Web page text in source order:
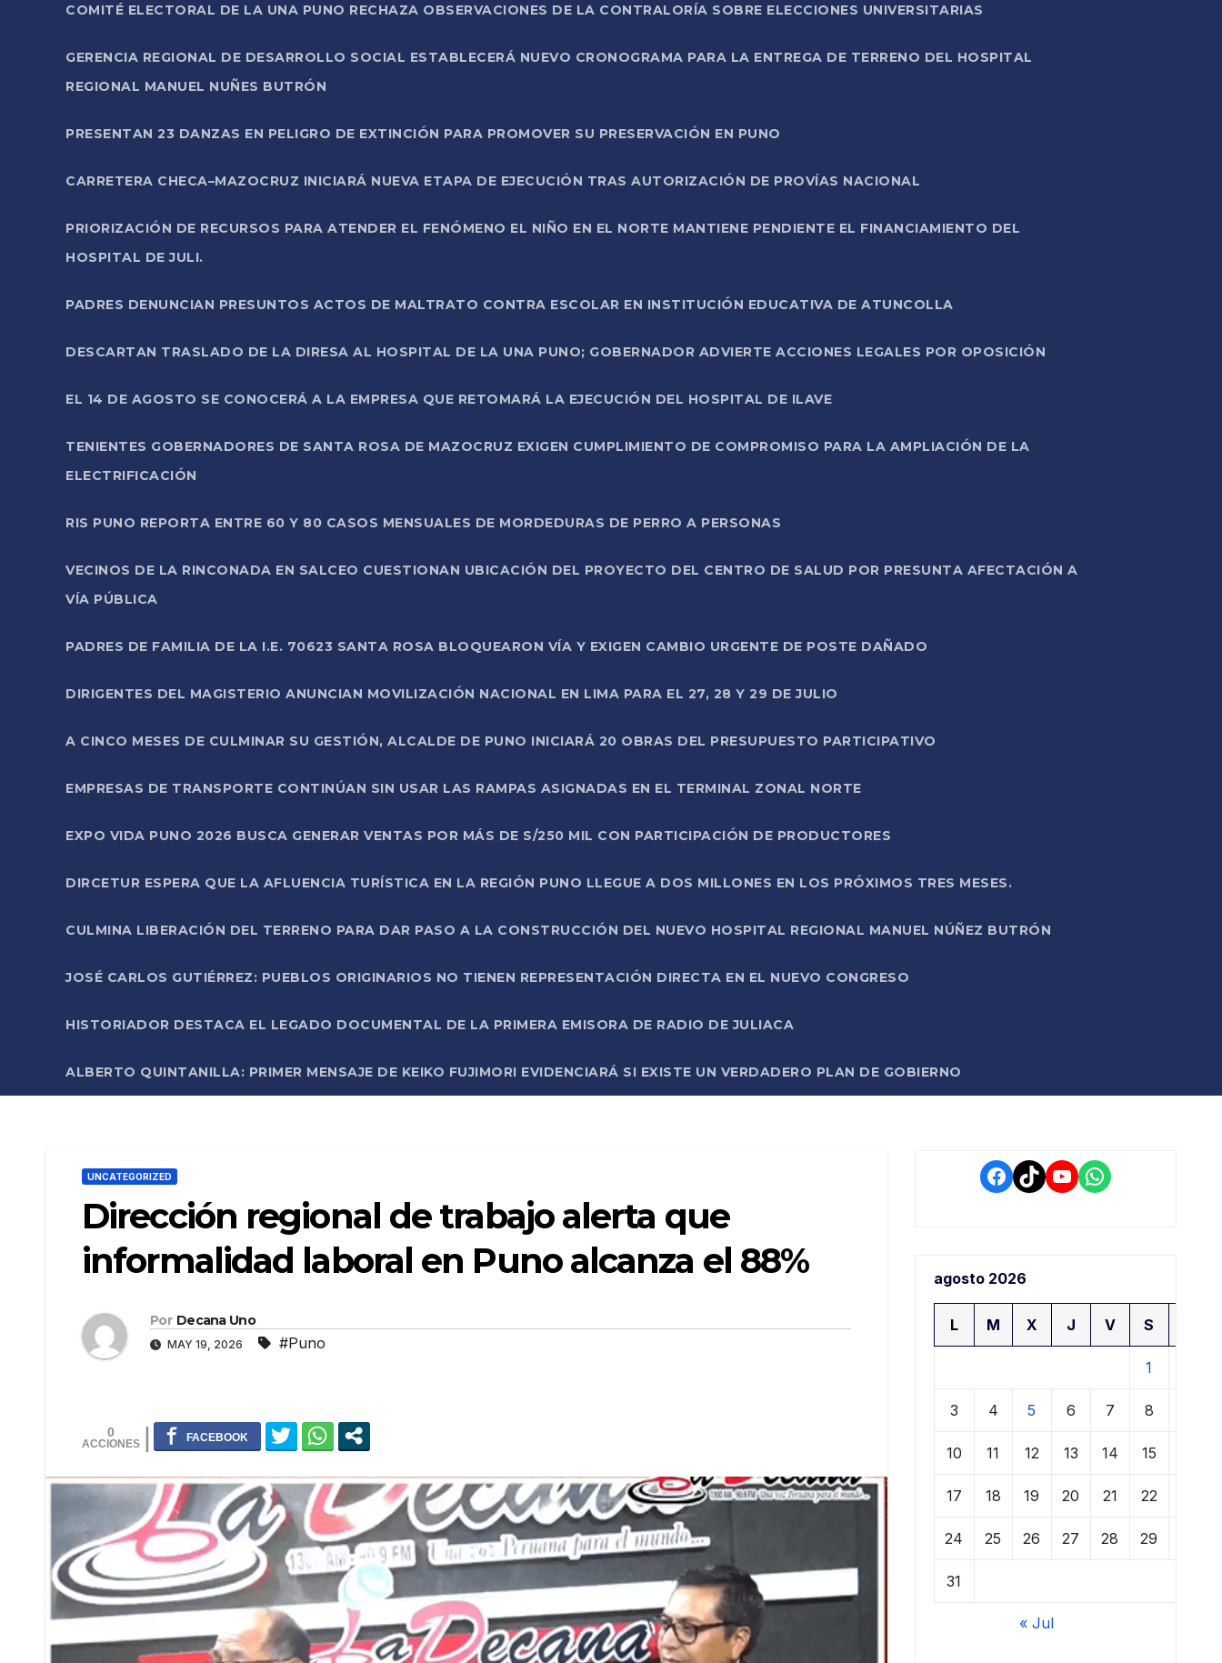
COMITÉ ELECTORAL DE LA UNA PUNO RECHAZA OBSERVACIONES DE LA CONTRALORÍA SOBRE ELECCIONES UNIVERSITARIAS
GERENCIA REGIONAL DE DESARROLLO SOCIAL ESTABLECERÁ NUEVO CRONOGRAMA PARA LA ENTREGA DE TERRENO DEL HOSPITAL
REGIONAL MANUEL NUÑES BUTRÓN
PRESENTAN 23 DANZAS EN PELIGRO DE EXTINCIÓN PARA PROMOVER SU PRESERVACIÓN EN PUNO
CARRETERA CHECA–MAZOCRUZ INICIARÁ NUEVA ETAPA DE EJECUCIÓN TRAS AUTORIZACIÓN DE PROVÍAS NACIONAL
PRIORIZACIÓN DE RECURSOS PARA ATENDER EL FENÓMENO EL NIÑO EN EL NORTE MANTIENE PENDIENTE EL FINANCIAMIENTO DEL
HOSPITAL DE JULI.
PADRES DENUNCIAN PRESUNTOS ACTOS DE MALTRATO CONTRA ESCOLAR EN INSTITUCIÓN EDUCATIVA DE ATUNCOLLA
DESCARTAN TRASLADO DE LA DIRESA AL HOSPITAL DE LA UNA PUNO; GOBERNADOR ADVIERTE ACCIONES LEGALES POR OPOSICIÓN
EL 14 DE AGOSTO SE CONOCERÁ A LA EMPRESA QUE RETOMARÁ LA EJECUCIÓN DEL HOSPITAL DE ILAVE
TENIENTES GOBERNADORES DE SANTA ROSA DE MAZOCRUZ EXIGEN CUMPLIMIENTO DE COMPROMISO PARA LA AMPLIACIÓN DE LA
ELECTRIFICACIÓN
RIS PUNO REPORTA ENTRE 60 Y 80 CASOS MENSUALES DE MORDEDURAS DE PERRO A PERSONAS
VECINOS DE LA RINCONADA EN SALCEO CUESTIONAN UBICACIÓN DEL PROYECTO DEL CENTRO DE SALUD POR PRESUNTA AFECTACIÓN A
VÍA PÚBLICA
PADRES DE FAMILIA DE LA I.E. 70623 SANTA ROSA BLOQUEARON VÍA Y EXIGEN CAMBIO URGENTE DE POSTE DAÑADO
DIRIGENTES DEL MAGISTERIO ANUNCIAN MOVILIZACIÓN NACIONAL EN LIMA PARA EL 27, 28 Y 29 DE JULIO
A CINCO MESES DE CULMINAR SU GESTIÓN, ALCALDE DE PUNO INICIARÁ 20 OBRAS DEL PRESUPUESTO PARTICIPATIVO
EMPRESAS DE TRANSPORTE CONTINÚAN SIN USAR LAS RAMPAS ASIGNADAS EN EL TERMINAL ZONAL NORTE
EXPO VIDA PUNO 2026 BUSCA GENERAR VENTAS POR MÁS DE S/250 MIL CON PARTICIPACIÓN DE PRODUCTORES
DIRCETUR ESPERA QUE LA AFLUENCIA TURÍSTICA EN LA REGIÓN PUNO LLEGUE A DOS MILLONES EN LOS PRÓXIMOS TRES MESES.
CULMINA LIBERACIÓN DEL TERRENO PARA DAR PASO A LA CONSTRUCCIÓN DEL NUEVO HOSPITAL REGIONAL MANUEL NÚÑEZ BUTRÓN
JOSÉ CARLOS GUTIÉRREZ: PUEBLOS ORIGINARIOS NO TIENEN REPRESENTACIÓN DIRECTA EN EL NUEVO CONGRESO
HISTORIADOR DESTACA EL LEGADO DOCUMENTAL DE LA PRIMERA EMISORA DE RADIO DE JULIACA
ALBERTO QUINTANILLA: PRIMER MENSAJE DE KEIKO FUJIMORI EVIDENCIARÁ SI EXISTE UN VERDADERO PLAN DE GOBIERNO
UNCATEGORIZED
Dirección regional de trabajo alerta que
informalidad laboral en Puno alcanza el 88%
Por Decana Uno
MAY 19, 2026 #Puno
0
Facebook
TikTokYouTube
WhatsApp
agosto 2026
L M X J V S
1
3 4 5 6 7 8
10 11 12 13 14 15
17 18 19 20 21 22
24 25 26 27 28 29
31
« Jul